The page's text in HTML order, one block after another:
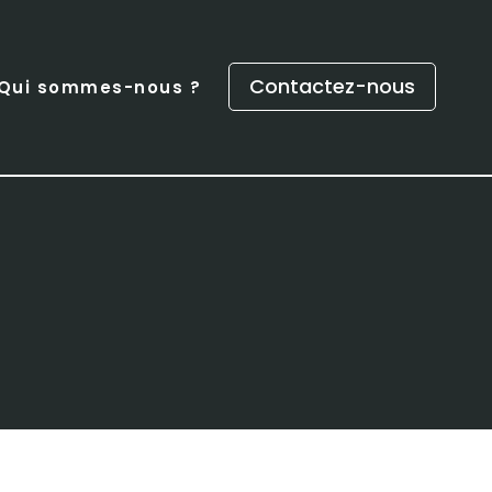
sommes-nous ? Contactez-nous